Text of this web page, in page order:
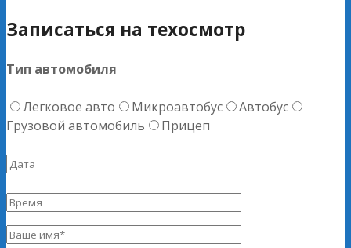
Записаться на техосмотр
Тип автомобиля
Легковое авто Микроавтобус
Автобус
Грузовой автомобиль
Прицеп